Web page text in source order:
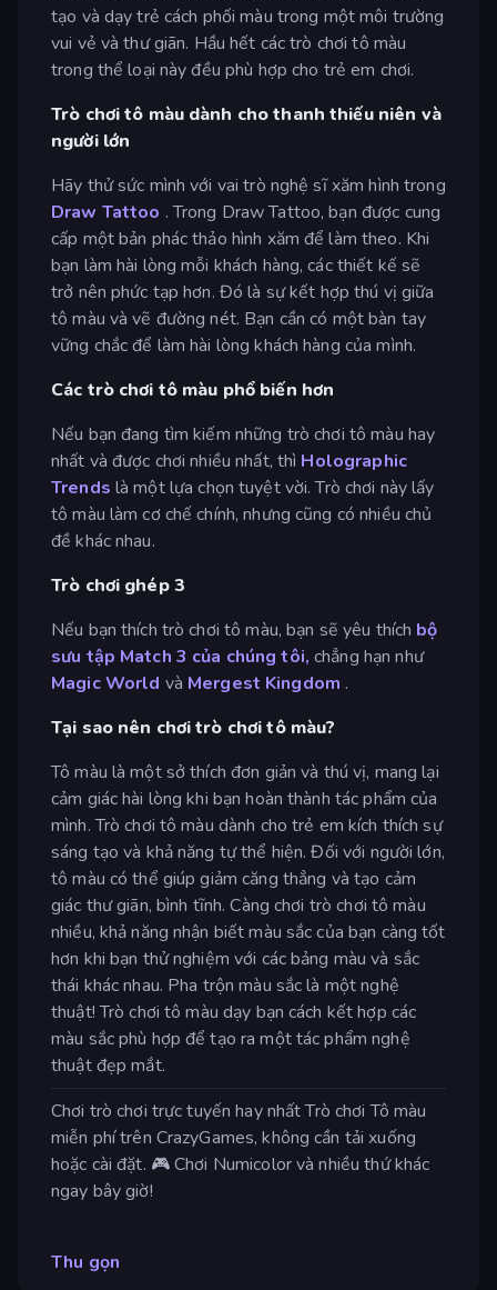
tạo và dạy trẻ cách phối màu trong một môi trường
vui vẻ và thư giãn. Hầu hết các trò chơi tô màu
trong thể loại này đều phù hợp cho trẻ em chơi.
Trò chơi tô màu dành cho thanh thiếu niên và
người lớn
Hãy thử sức mình với vai trò nghệ sĩ xăm hình trong
Draw Tattoo . Trong Draw Tattoo, bạn được cung
cấp một bản phác thảo hình xăm để làm theo. Khi
bạn làm hài lòng mỗi khách hàng, các thiết kế sẽ
trở nên phức tạp hơn. Đó là sự kết hợp thú vị giữa
tô màu và vẽ đường nét. Bạn cần có một bàn tay
vững chắc để làm hài lòng khách hàng của mình.
Các trò chơi tô màu phổ biến hơn
Nếu bạn đang tìm kiếm những trò chơi tô màu hay
nhất và được chơi nhiều nhất, thì Holographic
Trends là một lựa chọn tuyệt vời. Trò chơi này lấy
tô màu làm cơ chế chính, nhưng cũng có nhiều chủ
đề khác nhau.
Trò chơi ghép 3
Nếu bạn thích trò chơi tô màu, bạn sẽ yêu thích bộ
sưu tập Match 3 của chúng tôi, chẳng hạn như
Magic World và Mergest Kingdom .
Tại sao nên chơi trò chơi tô màu?
Tô màu là một sở thích đơn giản và thú vị, mang lại
cảm giác hài lòng khi bạn hoàn thành tác phẩm của
mình. Trò chơi tô màu dành cho trẻ em kích thích sự
sáng tạo và khả năng tự thể hiện. Đối với người lớn,
tô màu có thể giúp giảm căng thẳng và tạo cảm
giác thư giãn, bình tĩnh. Càng chơi trò chơi tô màu
nhiều, khả năng nhận biết màu sắc của bạn càng tốt
hơn khi bạn thử nghiệm với các bảng màu và sắc
thái khác nhau. Pha trộn màu sắc là một nghệ
thuật! Trò chơi tô màu dạy bạn cách kết hợp các
màu sắc phù hợp để tạo ra một tác phẩm nghệ
thuật đẹp mắt.
Chơi trò chơi trực tuyến hay nhất Trò chơi Tô màu
miễn phí trên CrazyGames, không cần tải xuống
hoặc cài đặt. 🎮 Chơi Numicolor và nhiều thứ khác
ngay bây giờ!
Thu gọn